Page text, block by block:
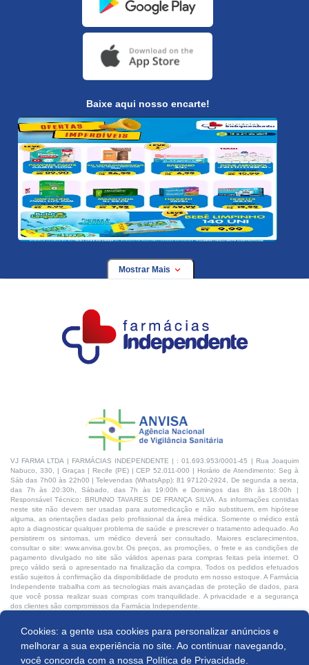
Produto indisponível
Cookies: a gente usa cookies para personalizar anúncios e
melhorar a sua experiência no site. Ao continuar navegando,
você concorda com a nossa Política de Privacidade.
Baixe aqui nosso encarte!
Mostrar Mais
VJ FARMA LTDA | FARMÁCIAS INDEPENDENTE | : 01.693.953/0001-45 | Rua Joaquim
Nabuco, 330, | Graças | Recife (PE) | CEP 52.011-000 | Horário de Atendimento: Seg à
Sáb das 7h00 às 22h00 | Televendas (WhatsApp): 81 97120-2924, De segunda a sexta,
das 7h às 20:30h, Sábado, das 7h às 19:00h e Domingos das 8h às 18:00h |
Responsável Técnico: BRUNNO TAVARES DE FRANÇA SILVA. As informações contidas
neste site não devem ser usadas para automedicação e não substituem, em hipótese
alguma, as orientações dadas pelo profissional da área médica. Somente o médico está
apto a diagnosticar qualquer problema de saúde e prescrever o tratamento adequado. Ao
persistirem os sintomas, um médico deverá ser consultado. Maiores esclarecimentos,
consultar o site: www.anvisa.gov.br. Os preços, as promoções, o frete e as condições de
pagamento divulgado no site são válidos apenas para compras feitas pela internet. O
preço válido será o apresentado na finalização da compra. Todos os pedidos efetuados
estão sujeitos à confirmação da disponibilidade de produto em nosso estoque. A Farmácia
Independente trabalha com as tecnologias mais avançadas de proteção de dados, para
que você possa realizar suas compras com tranquilidade. A privacidade e a segurança
dos clientes são compromissos da Farmácia Independente.
Desenvolvido por: